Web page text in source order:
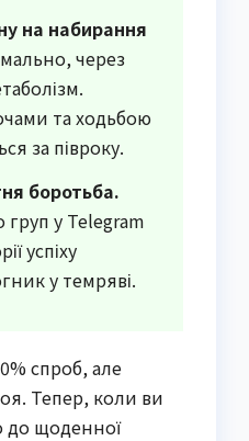
на набирання
через
та ходьбою
за півроку.
боротьба.
у Telegram
успіху
у темряві.
спроб, але
Тепер, коли ви
до щоденної